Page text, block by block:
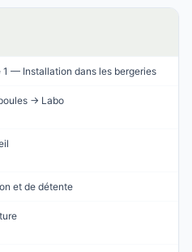
1 — Installation dans les bergeries
→ Labo
et de détente